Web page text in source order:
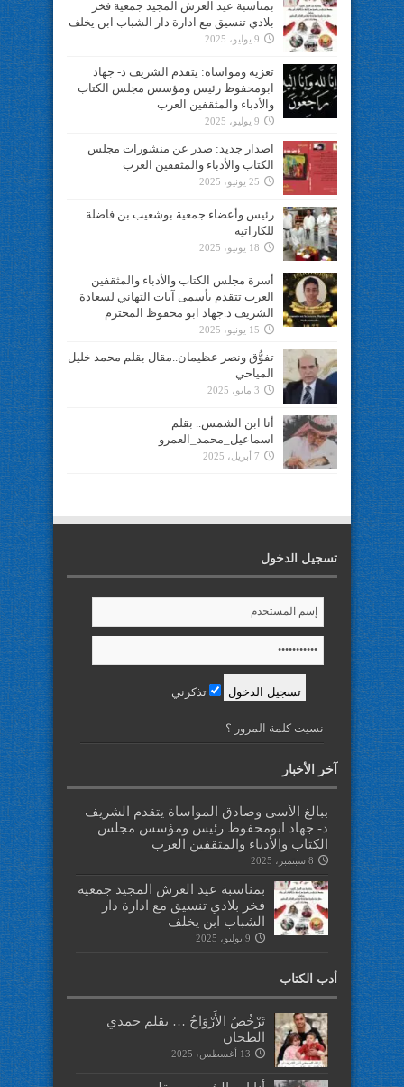
بمناسبة عيد العرش المجيد جمعية فخر
بلادي تنسيق مع ادارة دار الشباب ابن يخلف
9 يوليو، 2025
تعزية ومواساة: يتقدم الشريف د- جهاد
ابومحفوظ رئيس ومؤسس مجلس الكتاب
والأدباء والمثقفين العرب
9 يوليو، 2025
اصدار جديد: صدر عن منشورات مجلس
الكتاب والأدباء والمثقفين العرب
25 يونيو، 2025
رئيس وأعضاء جمعية بوشعيب بن فاضلة
للكاراتيه
18 يونيو، 2025
أسرة مجلس الكتاب والأدباء والمثقفين
العرب تتقدم بأسمى آيات التهاني لسعادة
الشريف د.جهاد ابو محفوظ المحترم
15 يونيو، 2025
تفوُّق ونصر عظيمان..مقال بقلم محمد خليل
المياحي
3 مايو، 2025
أنا ابن الشمس.. بقلم
اسماعيل_محمد_العمرو
7 أبريل، 2025
تسجيل الدخول
تذكرني
نسيت كلمة المرور ؟
آخر الأخبار
ببالغ الأسى وصادق المواساة يتقدم الشريف
د- جهاد ابومحفوظ رئيس ومؤسس مجلس
الكتاب والأدباء والمثقفين العرب
8 سبتمبر، 2025
بمناسبة عيد العرش المجيد جمعية
فخر بلادي تنسيق مع ادارة دار
الشباب ابن يخلف
9 يوليو، 2025
أدب الكتاب
تَرْخُصُ الأَرْوَاحُ … بقلم حمدي
الطحان
13 أغسطس، 2025